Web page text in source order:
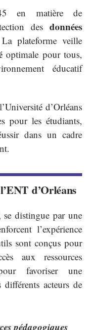
en matière de
des données
plateforme veille
optimale pour tous,
éducatif
d’Orléans
pour les étudiants,
dans un cadre
d’Orléans
distingue par une
l’expérience
sont conçus pour
aux ressources
favoriser une
acteurs de
pédagogiques